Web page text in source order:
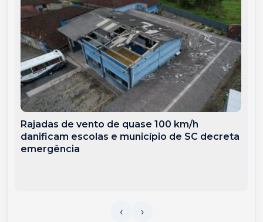
Rajadas de vento de quase 100 km/h
danificam escolas e município de SC decreta
emergência